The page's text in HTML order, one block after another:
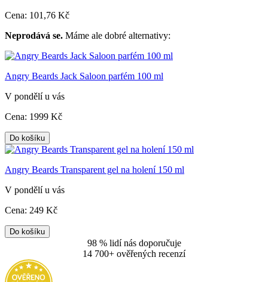
Cena: 101 ,76 Kč
Neprodává se. Máme ale dobré alternativy:
Angry Beards Jack Saloon parfém 100 ml
V pondělí u vás
Cena: 1999 Kč
Do košíku
Angry Beards Transparent gel na holení 150 ml
V pondělí u vás
Cena: 249 Kč
Do košíku
98 % lidí nás doporučuje
14 700+ ověřených recenzí